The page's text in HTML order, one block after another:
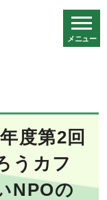
メニュー
度第2回
うカフ
NPOの